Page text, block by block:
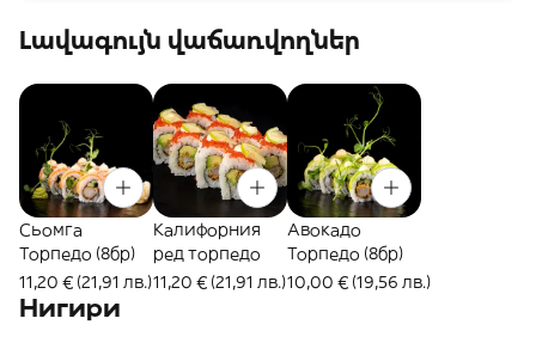
Լավագույն վաճառվողներ
Сьомга
Торпедо (8бр)
11,20 € (21,91 лв.)
Калифорния
ред торпедо
11,20 € (21,91 лв.)
Авокадо
Торпедо (8бр)
10,00 € (19,56 лв.)
Нигири